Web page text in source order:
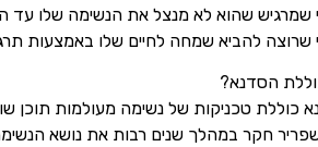
שמרגיש שהוא לא מנצל את הנשימה שלו עד
שרוצה להביא שמחה לחיים שלו באמצעות
הסדנא?
כוללת טכניקות של נשימה מעולמות תוכן
חקר במהלך שנים רבות את נושא